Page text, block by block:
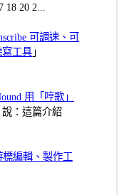
18 20 2...
可調速、可
工具 」
用「哼歌」
說：這篇介紹
編輯、製作工